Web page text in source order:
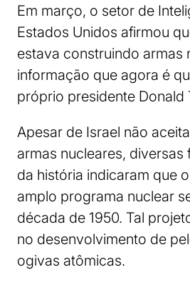
Em março, o setor de
Estados Unidos afirmou
estava construindo armas
informação que agora é
próprio presidente Donald
Apesar de Israel não
armas nucleares, diversas
da história indicaram que
amplo programa nuclear
década de 1950. Tal
no desenvolvimento de
ogivas atômicas.